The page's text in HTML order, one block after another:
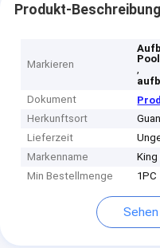
Produkt-Beschreibung
Markieren
,
Dokument
Herkunftsort
Lieferzeit
Markenname
Min Bestellmenge
1PC